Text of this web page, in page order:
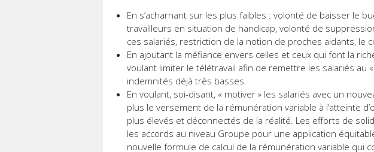
En s’acharnant sur les plus faibles : volonté de baisser le
travailleurs en situation de handicap, volonté de
ces salariés, restriction de la notion de proches aidants, le
En ajoutant la méfiance envers celles et ceux qui font la
voulant limiter le télétravail afin de remettre les salariés au
indemnités déjà très basses.
En voulant, soi-disant, « motiver » les salariés avec un
plus le versement de la rémunération variable à l’atteinte
plus élevés et déconnectés de la réalité. Les efforts de
les accords au niveau Groupe pour une application
nouvelle formule de calcul de la rémunération variable qui